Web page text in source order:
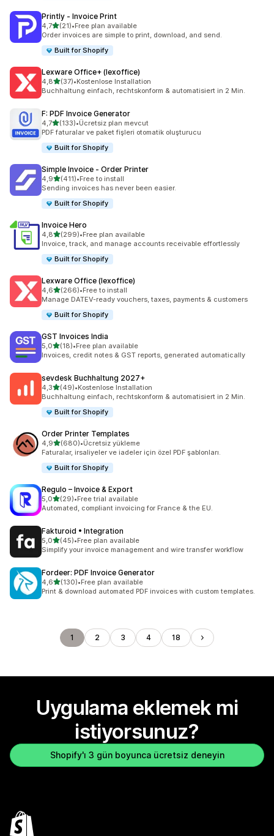
Printly ‑ Invoice Print
4,75 yıldız üzerinden
(21)
toplam 21 değerlendirme
•Free plan available
Order invoices are simple to print, download, and send.
Built for Shopify
Lexware Office+ (lexoffice)
4,85 yıldız üzerinden
(37)
toplam 37 değerlendirme
•Kostenlose Installation
Buchhaltung einfach, rechtskonform & automatisiert in 2 Min.
F: PDF Invoice Generator
4,75 yıldız üzerinden
(133)
toplam 133 değerlendirme
•Ücretsiz plan mevcut
PDF faturalar ve paket fişleri otomatik oluşturucu
Built for Shopify
Simple Invoice ‑ Order Printer
4,95 yıldız üzerinden
(411)
toplam 411 değerlendirme
•Free to install
Sending invoices has never been easier.
Built for Shopify
Invoice Hero
4,85 yıldız üzerinden
(299)
toplam 299 değerlendirme
•Free plan available
Invoice, track, and manage accounts receivable effortlessly
Built for Shopify
Lexware Office (lexoffice)
4,65 yıldız üzerinden
(266)
toplam 266 değerlendirme
•Free to install
Manage DATEV-ready vouchers, taxes, payments & customers
Built for Shopify
GST Invoices India
5,05 yıldız üzerinden
(18)
toplam 18 değerlendirme
•Free plan available
Invoices, credit notes & GST reports, generated automatically
sevdesk Buchhaltung 2027+
4,35 yıldız üzerinden
(49)
toplam 49 değerlendirme
•Kostenlose Installation
Buchhaltung einfach, rechtskonform & automatisiert in 2 Min.
Built for Shopify
Order Printer Templates
4,95 yıldız üzerinden
(680)
toplam 680 değerlendirme
•Ücretsiz yükleme
Faturalar, irsaliyeler ve iadeler için özel PDF şablonları.
Built for Shopify
Regulo – Invoice & Export
5,05 yıldız üzerinden
(29)
toplam 29 değerlendirme
•Free trial available
Automated, compliant invoicing for France & the EU.
Fakturoid • Integration
5,05 yıldız üzerinden
(45)
toplam 45 değerlendirme
•Free plan available
Simplify your invoice management and wire transfer workflow
Fordeer: PDF Invoice Generator
4,65 yıldız üzerinden
(130)
toplam 130 değerlendirme
•Free plan available
Print & download automated PDF invoices with custom templates.
1 2 3 4 18
Uygulama eklemek mi
istiyorsunuz?
Shopify'ı 3 gün boyunca ücretsiz deneyin